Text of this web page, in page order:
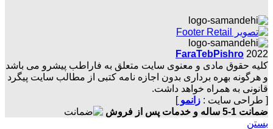
FaraTebPishro 2022
کلیه حقوق مادی و معنوی سایت متعلق به فاراطب پیشرو می باشد
و هرگونه بهره برداری بدون اجازه نامه کتبی از مطالب سایت پیگرد
قانونی به همراه خواهد داشت.
[ طراحی سایت : زانمو]
ضمانت 1-5 ساله و خدمات پس از فروش
بستن